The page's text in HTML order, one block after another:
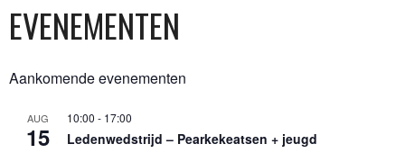
EVENEMENTEN
Aankomende evenementen
AUG
15
10:00 - 17:00
Ledenwedstrijd – Pearkekeatsen + jeugd